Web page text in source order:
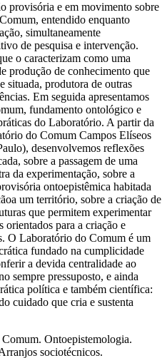
provisória e em movimento sobre
entendido enquanto
simultaneamente
de pesquisa e intervenção.
o caracterizam como uma
produção de conhecimento que
situada, produtora de outras
Em seguida apresentamos
fundamento ontológico e
do Laboratório. A partir da
do Comum Campos Elíseos
desenvolvemos reflexões
sobre a passagem de uma
da experimentação, sobre a
ontoepistêmica habitada
um território, sobre a criação de
que permitem experimentar
orientados para a criação e
O Laboratório do Comum é um
fundado na cumplicidade
a devida centralidade ao
sempre pressuposto, e ainda
política e também científica:
cuidado que cria e sustenta
Ontoepistemologia.
sociotécnicos.